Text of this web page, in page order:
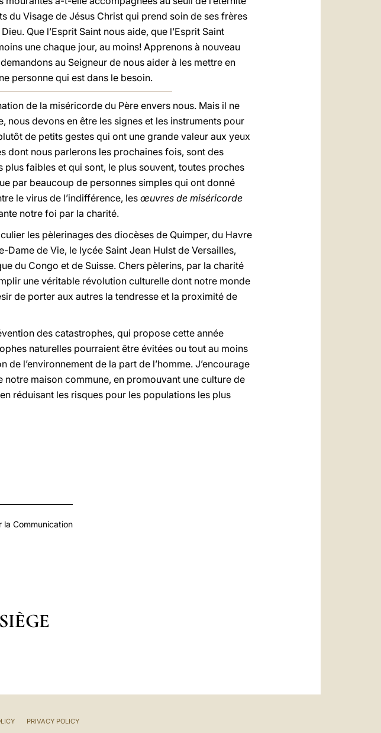
du Visage de Jésus Christ qui prend soin de ses frères
Que l’Esprit Saint nous aide, que l’Esprit Saint
une chaque jour, au moins! Apprenons à nouveau
au Seigneur de nous aider à les mettre en
personne qui est dans le besoin.
de la miséricorde du Père envers nous. Mais il ne
nous devons en être les signes et les instruments pour
de petits gestes qui ont une grande valeur aux yeux
dont nous parlerons les prochaines fois, sont des
faibles et qui sont, le plus souvent, toutes proches
par beaucoup de personnes simples qui ont donné
le virus de l’indifférence, lesœuvres de miséricorde
notre foi par la charité.
les pèlerinages des diocèses de Quimper, du Havre
de Vie, le lycée Saint Jean Hulst de Versailles,
du Congo et de Suisse. Chers pèlerins, par la charité
une véritable révolution culturelle dont notre monde
de porter aux autres la tendresse et la proximité de
des catastrophes, qui propose cette année
naturelles pourraient être évitées ou tout au moins
l’environnement de la part de l’homme. J’encourage
maison commune, en promouvant une culture de
réduisant les risques pour les populations les plus
Communication
PRIVACY POLICY